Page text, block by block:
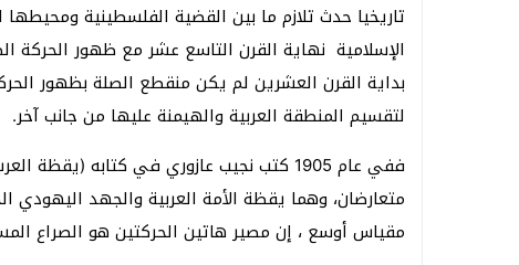
تاريخيا حدث تلازم ما بين القضية الفلسطينية
الإسلامية نهاية القرن التاسع عشر مع ظهور الحركة
بداية القرن العشرين لم يكن منقطع الصلة بظهور
لتقسيم المنطقة العربية والهيمنة عليها من جانب آخر.
ففي عام 1905 كتب نجيب عازوري في كتابه
متعارضان، وهما يقظة الأمة العربية والجهد
مقياس أوسع ، إن مصير هاتين الحركتين هو الصراع